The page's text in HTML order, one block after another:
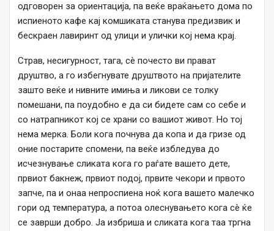
одговорен за ориентација, па веќе враќањето дома по
испиеното кафе кај комшиката станува предизвик и
бескраен лавиринт од улици и улички кој нема крај.
Страв, несигурност, тага, сè почесто ви прават
друштво, а го избегнувате друштвото на пријателите
зашто веќе и нивните имиња и ликови се толку
помешани, па поудобно е да си бидете сам со себе и
со натрапникот кој се храни со вашиот живот. Но тој
нема мерка. Боли кога почнува да копа и да гризе од
оние постарите спомени, па веќе избледува до
исчезнување сликата кога го раѓате вашето дете,
првиот бакнеж, првиот подој, првите чекори и првото
запче, па и онаа непроспиена ноќ кога вашето малечко
гори од температура, а потоа олеснувањето кога сè ќе
се заврши добро. Ја избриша и сликата кога таа тргна